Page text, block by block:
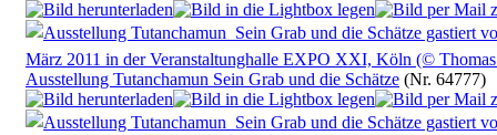
Ausstellung Tutanchamun Sein Grab und die Schätze (Nr. 64777)